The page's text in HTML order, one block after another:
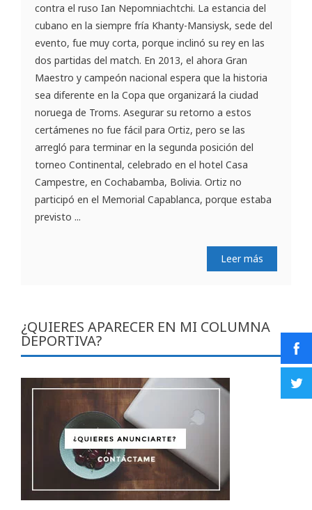
contra el ruso Ian Nepomniachtchi. La estancia del
cubano en la siempre fría Khanty-Mansiysk, sede del
evento, fue muy corta, porque inclinó su rey en las
dos partidas del match. En 2013, el ahora Gran
Maestro y campeón nacional espera que la historia
sea diferente en la Copa que organizará la ciudad
noruega de Troms. Asegurar su retorno a estos
certámenes no fue fácil para Ortiz, pero se las
arregló para terminar en la segunda posición del
torneo Continental, celebrado en el hotel Casa
Campestre, en Cochabamba, Bolivia. Ortiz no
participó en el Memorial Capablanca, porque estaba
previsto ...
Leer más
¿QUIERES APARECER EN MI COLUMNA
DEPORTIVA?